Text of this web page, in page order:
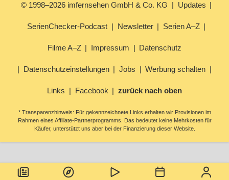
© 1998–2026 imfernsehen GmbH & Co. KG Updates
SerienChecker-Podcast Newsletter Serien A–Z
Filme A–Z Impressum Datenschutz
Datenschutzeinstellungen Jobs Werbung schalten
Links Facebook zurück nach oben
* Transparenzhinweis: Für gekennzeichnete Links erhalten wir Provisionen im
Rahmen eines Affiliate-Partnerprogramms. Das bedeutet keine Mehrkosten für
Käufer, unterstützt uns aber bei der Finanzierung dieser Website.